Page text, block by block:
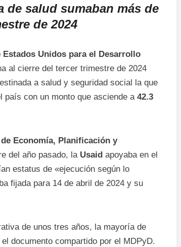
de salud sumaban más de
de 2024
Unidos para el Desarrollo
al cierre del tercer trimestre de 2024
a salud y seguridad social la que
país con un monto que asciende a 42.3
Economía, Planificación y
del año pasado, la Usaid apoyaba en el
estatus de «ejecución según lo
fijada para 14 de abril de 2024 y su
de unos tres años, la mayoría de
documento compartido por el MDPyD.